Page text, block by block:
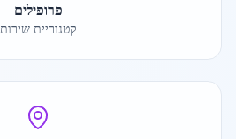
פרופילים
קטגוריית שירות